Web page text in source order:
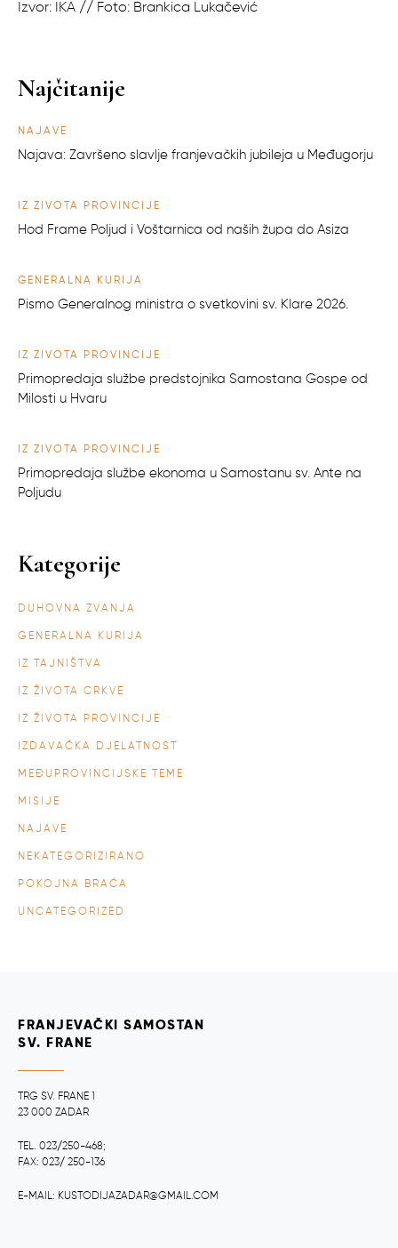
Izvor: IKA // Foto: Brankica Lukačević
Najčitanije
NAJAVE
Najava: Završeno slavlje franjevačkih jubileja u Međugorju
IZ ŽIVOTA PROVINCIJE
Hod Frame Poljud i Voštarnica od naših župa do Asiza
GENERALNA KURIJA
Pismo Generalnog ministra o svetkovini sv. Klare 2026.
IZ ŽIVOTA PROVINCIJE
Primopredaja službe predstojnika Samostana Gospe od
Milosti u Hvaru
IZ ŽIVOTA PROVINCIJE
Primopredaja službe ekonoma u Samostanu sv. Ante na
Poljudu
Kategorije
DUHOVNA ZVANJA
GENERALNA KURIJA
IZ TAJNIŠTVA
IZ ŽIVOTA CRKVE
IZ ŽIVOTA PROVINCIJE
IZDAVAČKA DJELATNOST
MEĐUPROVINCIJSKE TEME
MISIJE
NAJAVE
NEKATEGORIZIRANO
POKOJNA BRAĆA
UNCATEGORIZED
FRANJEVAČKI SAMOSTAN
SV. FRANE
TRG SV. FRANE 1
23 000 ZADAR
TEL. 023/250-468;
FAX: 023/ 250-136
E-MAIL: KUSTODIJAZADAR@GMAIL.COM